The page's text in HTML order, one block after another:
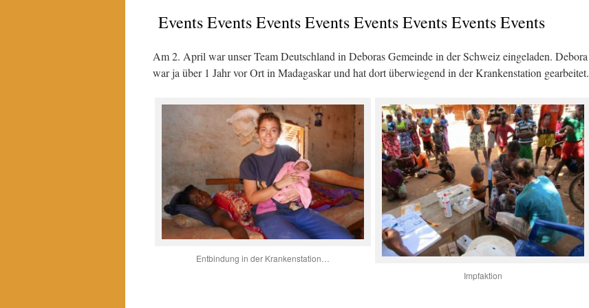
Events Events Events Events Events Events Events Events
Am 2. April war unser Team Deutschland in Deboras Gemeinde in der Schweiz eingeladen. Debora
war ja über 1 Jahr vor Ort in Madagaskar und hat dort überwiegend in der Krankenstation gearbeitet.
Entbindung in der Krankenstation…
Impfaktion